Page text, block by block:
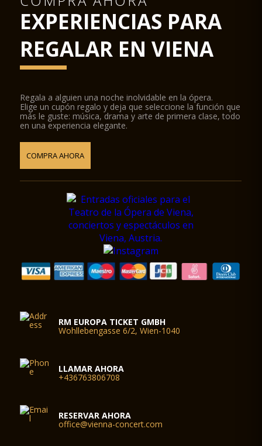
condiciones ideales para producciones medio escénica.
El Salón / Auditorio Magna Glass fue diseñado por el
arquitecto vienés Wilhelm Holzbauer. Con una altura de 8
380 visitantes.
EXPERIENCIAS PARA
REGALAR EN VIENA
Regala a alguien una noche inolvidable en la ópera.
Elige un cupón regalo y deja que seleccione la función que
más le guste: música, drama y arte de primera clase, todo
en una experiencia elegante.
COMPRA AHORA
RM EUROPA TICKET GMBH
Wohllebengasse 6/2, Wien-1040
LLAMAR AHORA
+436763806708
RESERVAR AHORA
office@vienna-concert.com